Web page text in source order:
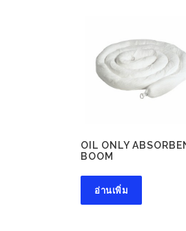
OIL ONLY
BOOM
อ่านเพิ่ม